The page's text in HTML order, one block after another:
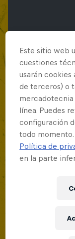
Red Bull
2026
19
Lima, Peru
Red
Este sitio web
cuestiones
usarán cookies
de terceros) o
línea. Puedes
configuración
todo momento.
Política de
en la parte